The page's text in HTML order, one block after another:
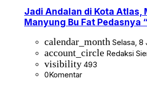
Jadi Andalan di Kota Atlas,
Manyung Bu Fat Pedasnya
calendar_month Selasa, 8
account_circle Redaksi
visibility 493
0Komentar